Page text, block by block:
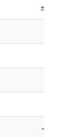
±0.3
~155